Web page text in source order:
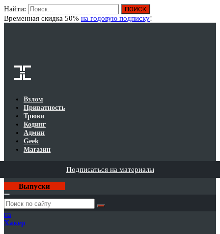
Найти:
Временная скидка 50% на годовую подписку!
Взлом
Приватность
Трюки
Кодинг
Админ
Geek
Магазин
Подписаться на материалы
Выпуски
Годовая
подписка
на
Хакер